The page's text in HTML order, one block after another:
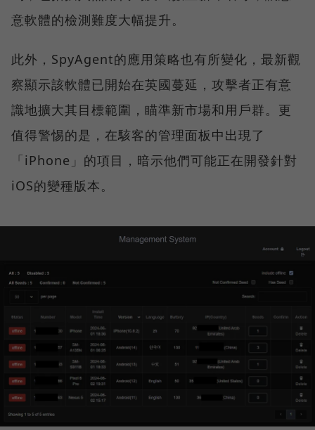
意軟體的檢測難度大幅提升。
此外，SpyAgent的應用策略也有所變化，最新觀
察顯示該軟體已開始在英國蔓延，攻擊者正有意
識地擴大其目標範圍，瞄準新市場和用戶群。更
值得警惕的是，在駭客的管理面板中出現了
「iPhone」的項目，暗示他們可能正在開發針對
iOS的變種版本。